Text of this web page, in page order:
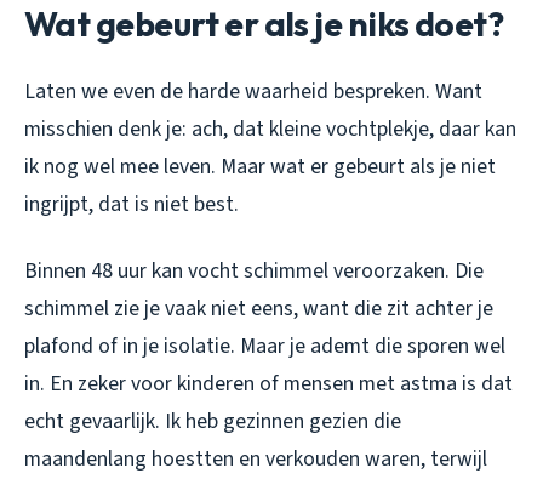
Wat gebeurt er als je niks doet?
Laten we even de harde waarheid bespreken. Want
misschien denk je: ach, dat kleine vochtplekje, daar kan
ik nog wel mee leven. Maar wat er gebeurt als je niet
ingrijpt, dat is niet best.
Binnen 48 uur kan vocht schimmel veroorzaken. Die
schimmel zie je vaak niet eens, want die zit achter je
plafond of in je isolatie. Maar je ademt die sporen wel
in. En zeker voor kinderen of mensen met astma is dat
echt gevaarlijk. Ik heb gezinnen gezien die
maandenlang hoestten en verkouden waren, terwijl